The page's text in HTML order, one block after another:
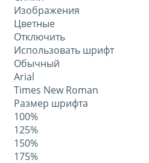
Изображения
Цветные
Отключить
Использовать шрифт
Обычный
Arial
Times New Roman
Размер шрифта
100%
125%
150%
175%